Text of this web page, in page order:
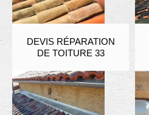
DEVIS RÉPARATION
DE TOITURE 33